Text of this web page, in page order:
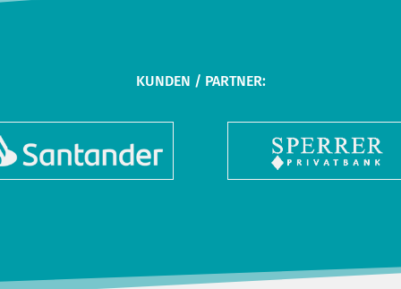
KUNDEN / PARTNER: